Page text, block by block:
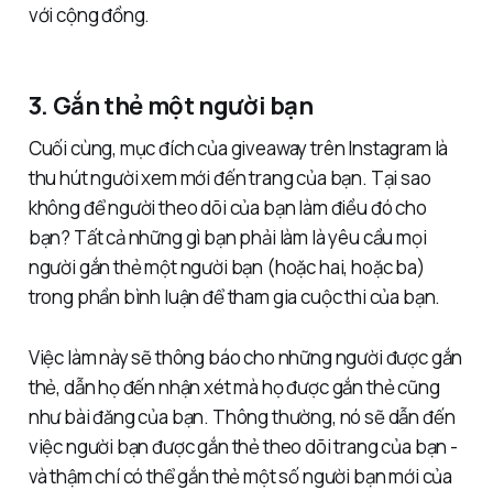
với cộng đồng.
3. Gắn thẻ một người bạn
Cuối cùng, mục đích của giveaway trên Instagram là
thu hút người xem mới đến trang của bạn. Tại sao
không để người theo dõi của bạn làm điều đó cho
bạn? Tất cả những gì bạn phải làm là yêu cầu mọi
người gắn thẻ một người bạn (hoặc hai, hoặc ba)
trong phần bình luận để tham gia cuộc thi của bạn.
Việc làm này sẽ thông báo cho những người được gắn
thẻ, dẫn họ đến nhận xét mà họ được gắn thẻ cũng
như bài đăng của bạn. Thông thường, nó sẽ dẫn đến
việc người bạn được gắn thẻ theo dõi trang của bạn -
và thậm chí có thể gắn thẻ một số người bạn mới của